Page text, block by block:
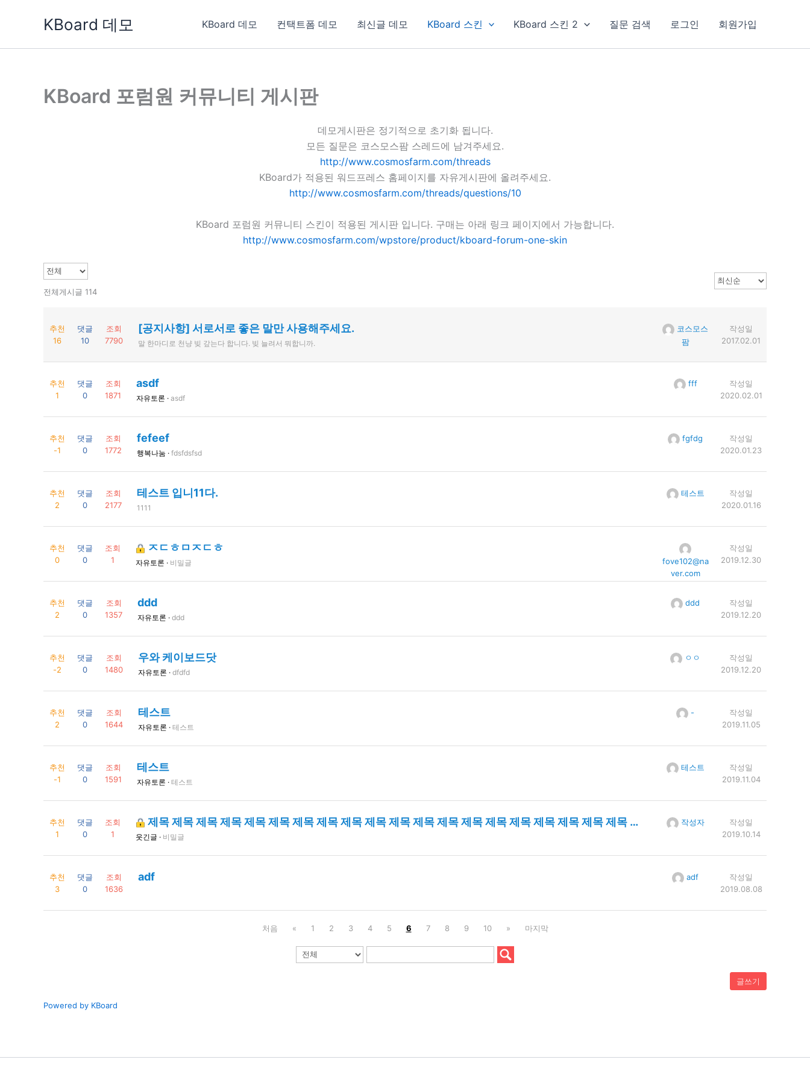
KBoard 데모 KBoard 데모 컨택트폼 데모 최신글 데모 KBoard 스킨 KBoard 스킨 2 질문 검색 로그인 회원가입
KBoard 포럼원 커뮤니티 게시판
데모게시판은 정기적으로 초기화 됩니다.
모든 질문은 코스모스팜 스레드에 남겨주세요.
http://www.cosmosfarm.com/threads
KBoard가 적용된 워드프레스 홈페이지를 자유게시판에 올려주세요.
http://www.cosmosfarm.com/threads/questions/10
KBoard 포럼원 커뮤니티 스킨이 적용된 게시판 입니다. 구매는 아래 링크 페이지에서 가능합니다.
http://www.cosmosfarm.com/wpstore/product/kboard-forum-one-skin
전체게시글 114
추천
16
댓글
10
조회
7790
[공지사항] 서로서로 좋은 말만 사용해주세요.
말 한마디로 천냥 빚 갚는다 합니다. 빚 늘려서 뭐합니까.
코스모스
팜
작성일
2017.02.01
추천
1
댓글
0
조회
1871
asdf
자유토론 · asdf
fff
작성일
2020.02.01
추천
-1
댓글
0
조회
1772
fefeef
행복나눔 · fdsfdsfsd
fgfdg
작성일
2020.01.23
추천
2
댓글
0
조회
2177
테스트 입니11다.
1111
테스트
작성일
2020.01.16
추천
0
댓글
0
조회
1
ㅈㄷㅎㅁㅈㄷㅎ
자유토론 · 비밀글
fove102@na
ver.com
작성일
2019.12.30
추천
2
댓글
0
조회
1357
ddd
자유토론 · ddd
ddd
작성일
2019.12.20
추천
-2
댓글
0
조회
1480
우와 케이보드닷
자유토론 · dfdfd
ㅇㅇ
작성일
2019.12.20
추천
2
댓글
0
조회
1644
테스트
자유토론 · 테스트
-
작성일
2019.11.05
추천
-1
댓글
0
조회
1591
테스트
자유토론 · 테스트
테스트
작성일
2019.11.04
추천
1
댓글
0
조회
1
제목 제목 제목 제목 제목 제목 제목 제목 제목 제목 제목 제목 제목 제목 제목 제목 제목 제목 제목 제목 제목 제목 제목
웃긴글 · 비밀글
작성자
작성일
2019.10.14
추천
3
댓글
0
조회
1636
adf adf
작성일
2019.08.08
처음 « 1 2 3 4 5 6 7 8 9 10 » 마지막
글쓰기
Powered by KBoard